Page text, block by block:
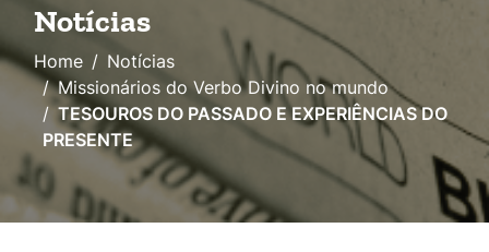
Notícias
Home
Notícias
Missionários do Verbo Divino no mundo
TESOUROS DO PASSADO E EXPERIÊNCIAS DO
PRESENTE